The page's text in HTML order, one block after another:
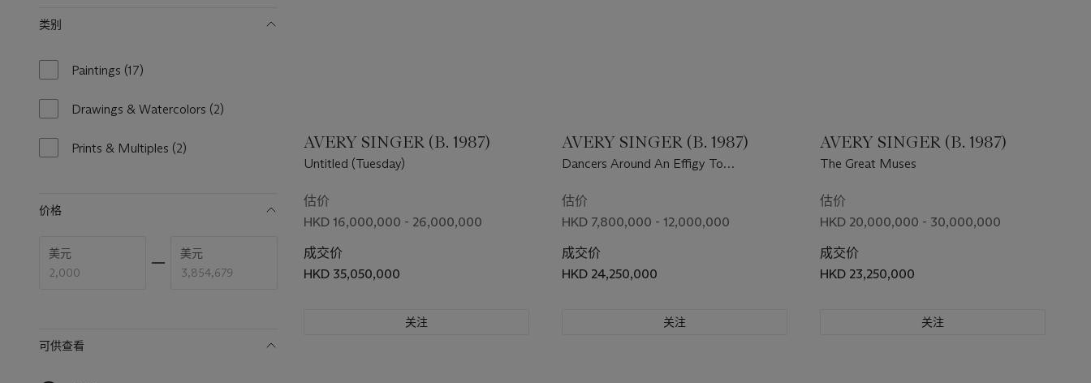
类别
Paintings (17)
available
Drawings & Watercolors (2)
Prints & Multiples (2)
价格
美元
low
price
美元
high
price
可供查看
AVERY SINGER (B. 1987)
Untitled (Tuesday)
估价
HKD 16,000,000 - 26,000,000
成交价
HKD 35,050,000
关注
AVERY SINGER (B. 1987)
Dancers Around An Effigy To
估价
HKD 7,800,000 - 12,000,000
成交价
HKD 24,250,000
关注
AVERY SINGER (B. 1987)
The Great Muses
估价
HKD 20,000,000 - 30,000,000
成交价
HKD 23,250,000
关注